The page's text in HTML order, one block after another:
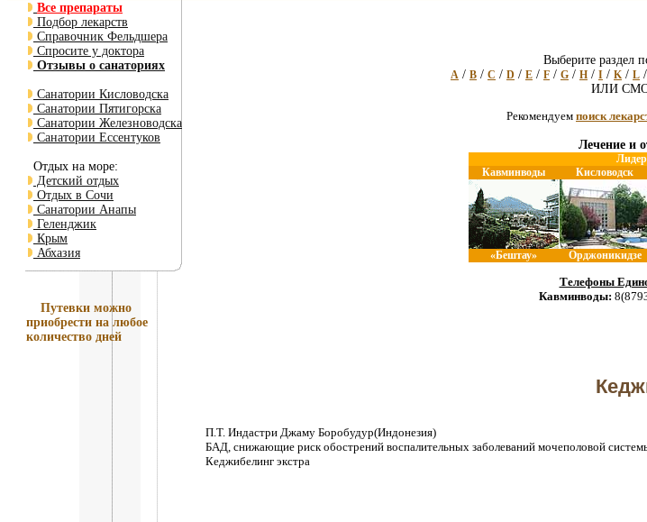
Все препараты
Подбор лекарств
Справочник Фельдшера
Спросите у доктора
Отзывы о санаториях
Санатории Кисловодска
Санатории Пятигорска
Санатории Железноводска
Санатории Ессентуков
Отдых на море:
Детский отдых
Отдых в Сочи
Санатории Анапы
Геленджик
Крым
Абхазия
Путевки можно
приобрести на любое
количество дней
Выберите раздел
A / B / C / D / E / F / G / H / I / K/ L /
ИЛИ
Рекомендуем поиск
Лечение и
Кавминводы
Кисловодск
«Бештау» Орджоникидзе
Телефоны
Кавминводы:
П.Т. Индастри Джаму Боробудур(Индонезия)
БАД, снижающие риск обострений воспалительных заболеваний мочеполовой
Кеджибелинг экстра